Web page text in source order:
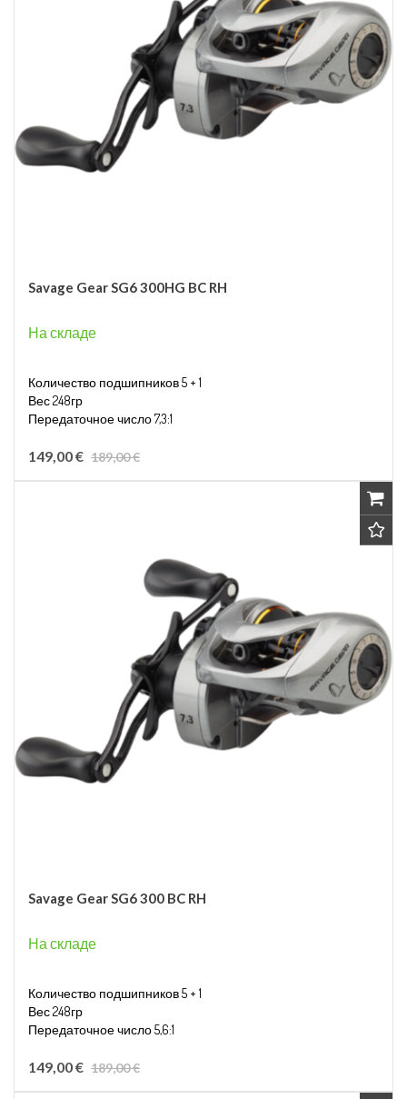
Savage Gear SG6 300HG BC RH
На складе
Количество подшипников 5 + 1
Вес 248гр
Передаточное число 7,3:1
149,00 € 189,00 €
Savage Gear SG6 300 BC RH
На складе
Количество подшипников 5 + 1
Вес 248гр
Передаточное число 5,6:1
149,00 € 189,00 €